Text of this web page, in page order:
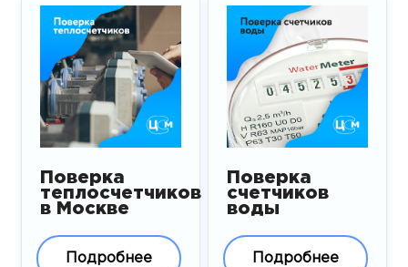
Поверка
теплосчетчиков
в Москве
Подробнее
Поверка
счетчиков
воды
Подробнее